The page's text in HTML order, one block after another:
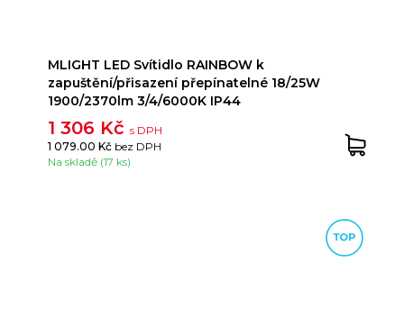
MLIGHT LED Svítidlo RAINBOW k
zapuštění/přisazení přepínatelné 18/25W
1900/2370lm 3/4/6000K IP44
1 306 Kčs DPH
1 079.00 Kč bez DPH
Na skladě (17 ks)